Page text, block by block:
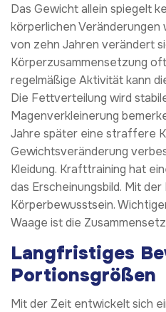
Das Gewicht allein spiegelt
körperlichen Veränderungen
von zehn Jahren verändert
Körperzusammensetzung
regelmäßige Aktivität kann
Die Fettverteilung wird
Magenverkleinerung
Jahre später eine straffere
Gewichtsveränderung
Kleidung. Krafttraining hat
das Erscheinungsbild. Mit
Körperbewusstsein.
Waage ist die
Langfristiges
Portionsgrößen
Mit der Zeit entwickelt sich